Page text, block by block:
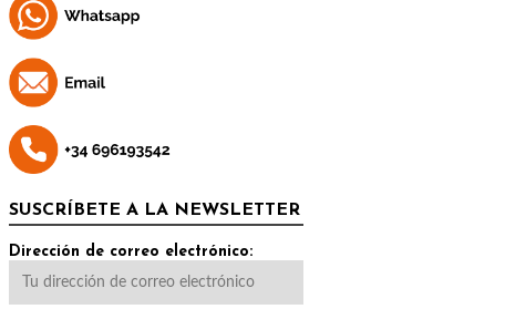
SUSCRÍBETE A LA NEWSLETTER
Dirección de correo electrónico: